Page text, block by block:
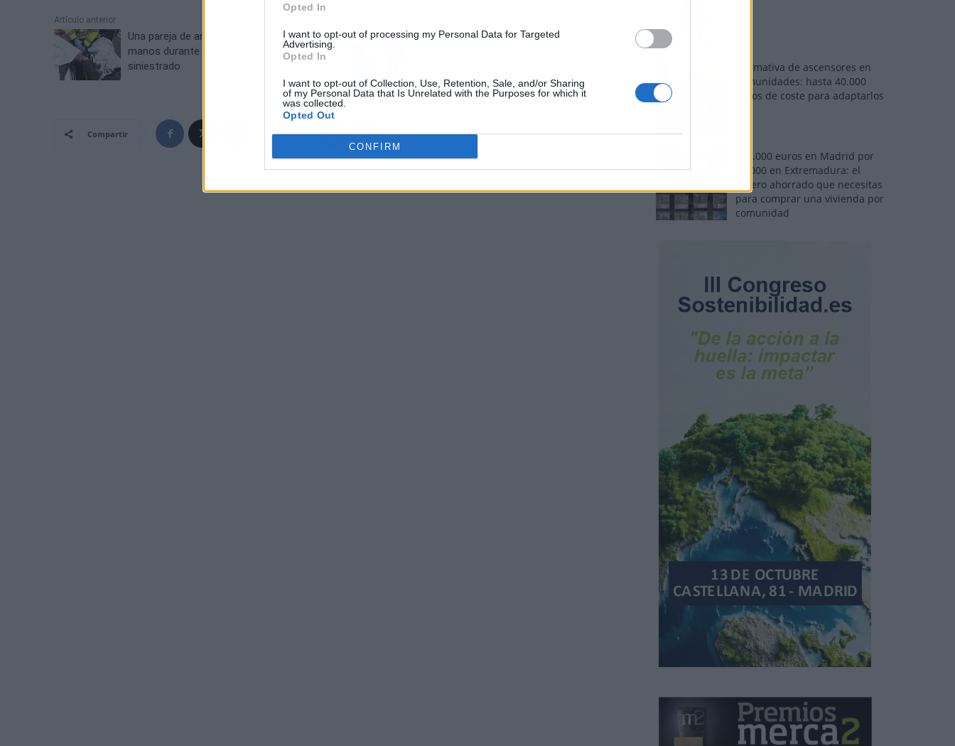
Opted In
I want to opt-out of processing my Personal Data for Targeted
Advertising.
Opted In
I want to opt-out of Collection, Use, Retention, Sale, and/or Sharing
of my Personal Data that Is Unrelated with the Purposes for which it
was collected.
Opted Out
CONFIRM
Artículo anterior
Una pareja de ancianos no suelta sus
manos durante el rescate de su coche
siniestrado
El español que quiso recorrer Siberia en
Compartir
Normativa de ascensores en
comunidades: hasta 40.000
euros de coste para adaptarlos
110.000 euros en Madrid por
31.000 en Extremadura: el
dinero ahorrado que necesitas
para comprar una vivienda por
comunidad